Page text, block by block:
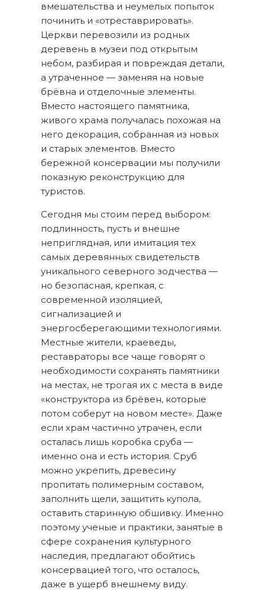
вмешательства и неумелых попыток
починить и «отреставрировать».
Церкви перевозили из родных
деревень в музеи под открытым
небом, разбирая и повреждая детали,
а утраченное — заменяя на новые
брёвна и отделочные элементы.
Вместо настоящего памятника,
живого храма получалась похожая на
него декорация, собранная из новых
и старых элементов. Вместо
бережной консервации мы получили
показную реконструкцию для
туристов.
Сегодня мы стоим перед выбором:
подлинность, пусть и внешне
неприглядная, или имитация тех
самых деревянных свидетельств
уникального северного зодчества —
но безопасная, крепкая, с
современной изоляцией,
сигнализацией и
энергосберегающими технологиями.
Местные жители, краеведы,
реставраторы все чаще говорят о
необходимости сохранять памятники
на местах, не трогая их с места в виде
«конструктора из брёвен, которые
потом соберут на новом месте». Даже
если храм частично утрачен, если
осталась лишь коробка сруба —
именно она и есть история. Сруб
можно укрепить, древесину
пропитать полимерным составом,
заполнить щели, защитить купола,
оставить старинную обшивку. Именно
поэтому ученые и практики, занятые в
сфере сохранения культурного
наследия, предлагают обойтись
консервацией того, что осталось,
даже в ущерб внешнему виду.